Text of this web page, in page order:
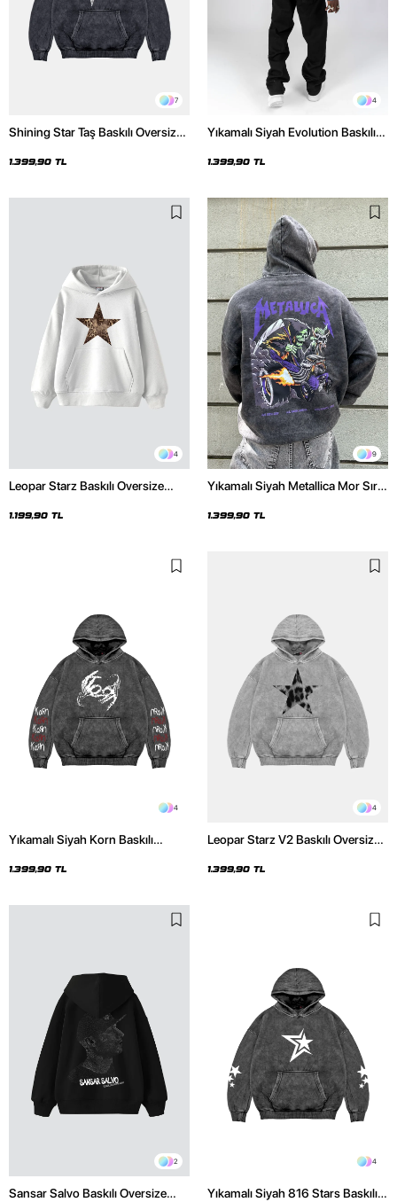
7
Shining Star Taş Baskılı Oversize
Hoodie
1.399,90 TL
4
Yıkamalı Siyah Evolution Baskılı
Hoodie
1.399,90 TL
4
Leopar Starz Baskılı Oversize
1.199,90 TL
9
Yıkamalı Siyah Metallica Mor Sırt
Hoodie
1.399,90 TL
4
Yıkamalı Siyah Korn Baskılı
1.399,90 TL
4
Leopar Starz V2 Baskılı Oversize
Hoodie
1.399,90 TL
2
Sansar Salvo Baskılı Oversize
4
Yıkamalı Siyah 816 Stars Baskılı